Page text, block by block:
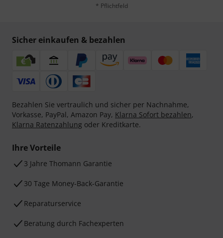
* Pflichtfeld
Sicher einkaufen & bezahlen
Bezahlen Sie vertraulich und sicher per Nachnahme,
Vorkasse, PayPal, Amazon Pay, Klarna Sofort bezahlen,
Klarna Ratenzahlung oder Kreditkarte.
Ihre Vorteile
3 Jahre Thomann Garantie
30 Tage Money-Back-Garantie
Reparaturservice
Beratung durch Fachexperten